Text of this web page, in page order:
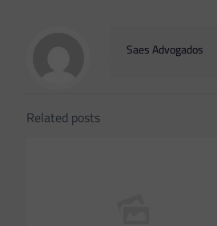
Saes Advogados
Related posts